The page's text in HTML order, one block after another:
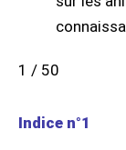
1 / 50
Indice n°1